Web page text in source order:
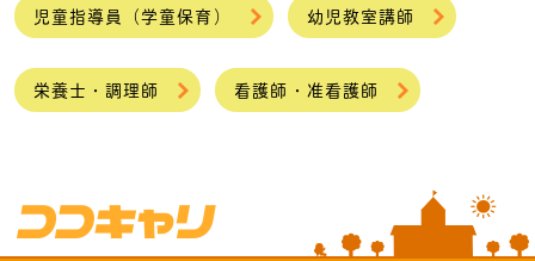
児童指導員（学童保育） 幼児教室講師
栄養士・調理師 看護師・准看護師